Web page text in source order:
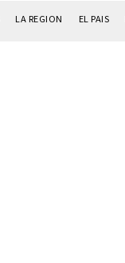
LA REGION EL PAIS